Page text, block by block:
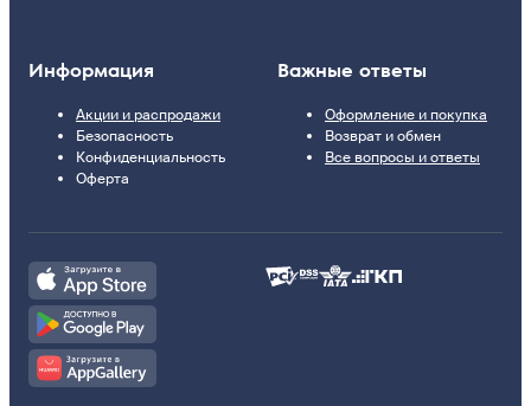
Информация
Акции и распродажи
Безопасность
Конфиденциальность
Оферта
Важные ответы
Оформление и покупка
Возврат и обмен
Все вопросы и ответы